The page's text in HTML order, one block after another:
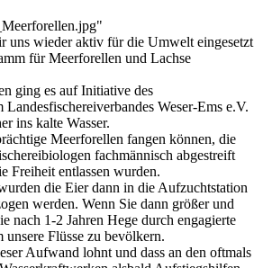
uns wieder aktiv für die Umwelt eingesetzt
für Meerforellen und Lachse
ging es auf Initiative des
Weser-Ems e.V.
ins kalte Wasser.
Meerforellen fangen können, die
fachmännisch abgestreift
Freiheit entlassen wurden.
die Eier dann in die Aufzuchtstation
werden. Wenn Sie dann größer und
nach 1-2 Jahren Hege durch engagierte
Flüsse zu bevölkern.
Aufwand lohnt und dass an den oftmals